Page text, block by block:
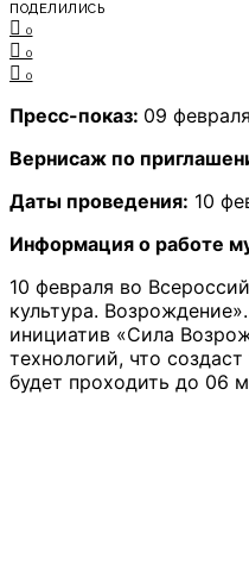
ПОДЕЛИЛИСЬ
0
0
0
Пресс-показ: 09
Вернисаж по
Даты проведения: 10
Информация о работе
10 февраля во
культура.
инициатив «Сила
технологий, что
будет проходить до 06